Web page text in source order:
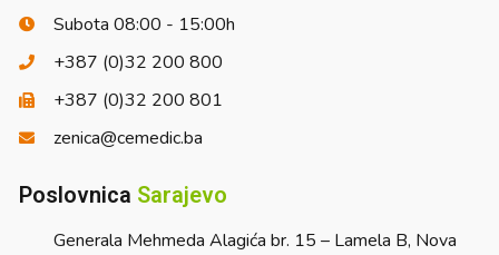
Subota 08:00 - 15:00h
+387 (0)32 200 800
+387 (0)32 200 801
zenica@cemedic.ba
Poslovnica Sarajevo
Generala Mehmeda Alagića br. 15 – Lamela B, Nova